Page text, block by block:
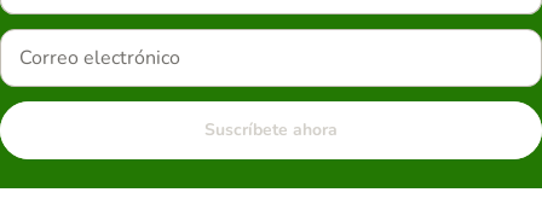
Suscríbete ahora